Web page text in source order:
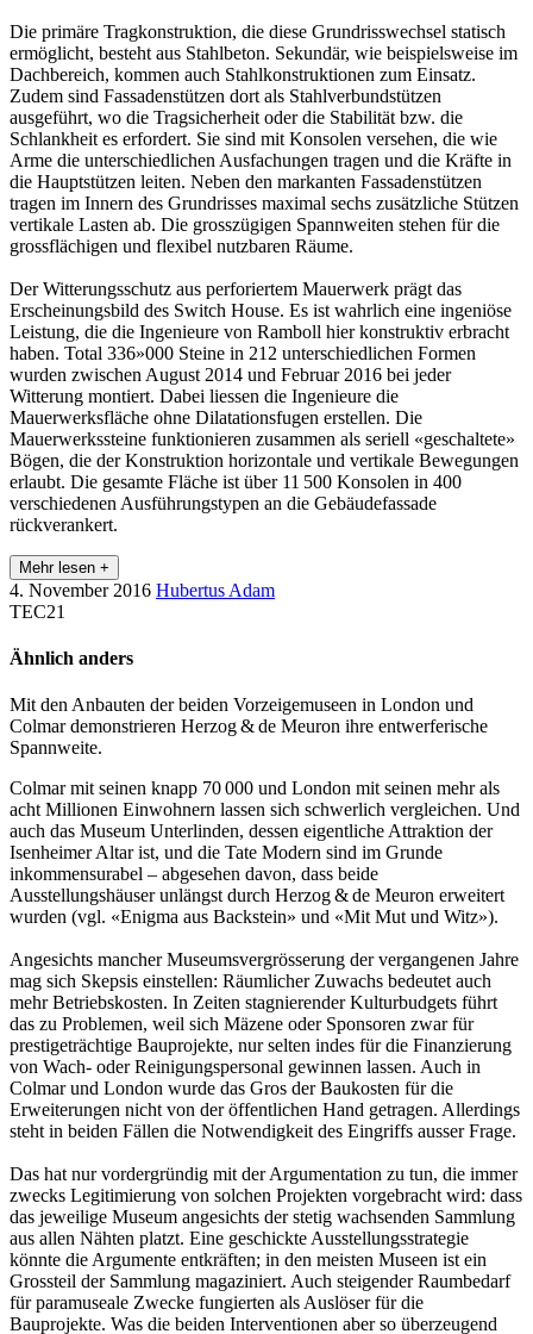
Die primäre Tragkonstruktion, die diese Grundrisswechsel statisch
ermöglicht, besteht aus Stahlbeton. Sekundär, wie beispielsweise im
Dachbereich, kommen auch Stahlkonstruktionen zum Einsatz.
Zudem sind Fassadenstützen dort als Stahlverbundstützen
ausgeführt, wo die Tragsicherheit oder die Stabilität bzw. die
Schlankheit es erfordert. Sie sind mit Konsolen versehen, die wie
Arme die unterschiedlichen Ausfachungen tragen und die Kräfte in
die Hauptstützen leiten. Neben den markanten Fassadenstützen
tragen im Innern des Grundrisses maximal sechs zusätzliche Stützen
vertikale Lasten ab. Die gross­zügigen Spannweiten stehen für die
grossflächigen und flexibel nutzbaren Räume.
Der Witterungsschutz aus perforiertem Mauerwerk prägt das
Erscheinungsbild des Switch House. Es ist wahrlich eine ingeniöse
Leistung, die die Ingenieure von Ramboll hier konstruktiv erbracht
haben. Total 336»000 Steine in 212 unterschiedlichen Formen
wurden zwischen August 2014 und Februar 2016 bei jeder
Witterung montiert. Dabei liessen die Ingenieure die
Mauerwerksfläche ohne Dilatationsfugen erstellen. Die
Mauerwerkssteine funktionieren zusammen als seriell «geschaltete»
Bögen, die der Konstruktion horizontale und vertikale Bewegungen
erlaubt. Die gesamte Fläche ist über 11 500 Konsolen in 400
verschiedenen Ausführungstypen an die Gebäudefassade
rückverankert.
Mehr lesen +
4. November 2016 Hubertus Adam
TEC21
Ähnlich anders
Mit den Anbauten der beiden Vorzeigemuseen in London und
Colmar demonstrieren Herzog & de Meuron ihre entwerferische
Spannweite.
Colmar mit seinen knapp 70 000 und London mit seinen mehr als
acht Millionen Einwohnern lassen sich schwerlich vergleichen. Und
auch das Museum Unterlinden, dessen eigentliche Attraktion der
Isenheimer Altar ist, und die Tate Modern sind im Grunde
inkommensura­bel – abgesehen davon, dass beide
Ausstellungshäuser unlängst durch Herzog & de Meuron erweitert
wurden (vgl. «Enigma aus Backstein» und «Mit Mut und Witz»).
Angesichts mancher Museumsvergrösserung der vergangenen Jahre
mag sich Skepsis einstellen: Räumlicher Zuwachs bedeutet auch
mehr Betriebskosten. In Zeiten stagnierender Kulturbudgets führt
das zu Problemen, weil sich Mäzene oder Sponsoren zwar für
prestigeträchtige Bauprojekte, nur selten indes für die Finanzierung
von Wach- oder Reinigungspersonal gewinnen lassen. Auch in
Colmar und London wurde das Gros der Baukosten für die
Erweiterungen nicht von der öffentlichen Hand getragen. Allerdings
steht in beiden Fällen die Notwendigkeit des Eingriffs ausser Frage.
Das hat nur vordergründig mit der Argumentation zu tun, die immer
zwecks Legitimierung von solchen Projekten vorgebracht wird: dass
das jeweilige Museum angesichts der stetig wachsenden Sammlung
aus allen Nähten platzt. Eine geschickte Ausstellungsstrategie
könnte die Argumente entkräften; in den meisten Museen ist ein
Grossteil der Sammlung magaziniert. Auch steigender Raumbedarf
für paramuseale Zwecke fungierten als Auslöser für die
Bauprojekte. Was die beiden Interventionen aber so überzeugend